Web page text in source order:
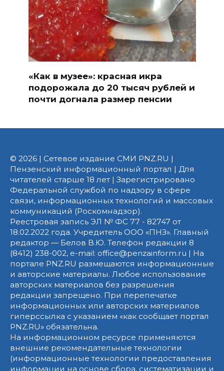
«Как в музее»: красная икра
подорожала до 20 тысяч рублей и
почти догнала размер пенсии
© 2026 | Сетевое издание СМИ PNZ.RU |
Пензенский информационный портал | Для
читателей старше 18 лет | Зарегистрировано
Федеральной службой по надзору в сфере
связи, информационных технологий и массовых
коммуникаций (Роскомнадзор).
Реестровая запись ЭЛ № ФС 77 - 82747 от
18.02.2022 года. Учредитель ООО «ПНЗ». Главный
редактор — Белов В.Ю. Телефон редакции 8
(8412) 238-002, e-mail: office@penzainform.ru | На
портале PNZ.RU размещаются информационные
и авторские материалы. Любое использование
авторских материалов без разрешения
редакции запрещено. При перепечатке
информационных или авторских материалов
гиперссылка с указанием «как сообщает портал
PNZ.RU» обязательна.
На информационном ресурсе применяются
внешние рекомендательные технологии
(информационные технологии предоставления
информации на основе сбора, систематизации и